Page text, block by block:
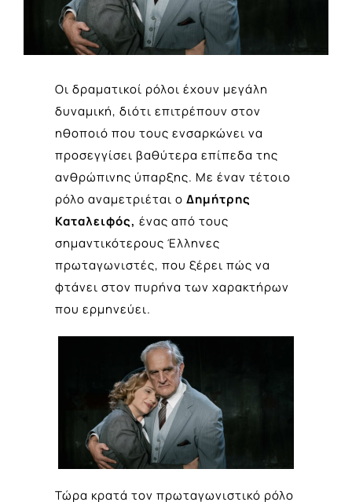
Οι δραματικοί ρόλοι έχουν μεγάλη
δυναμική, διότι επιτρέπουν στον
ηθοποιό που τους ενσαρκώνει να
προσεγγί­σει βαθύτερα επίπεδα της
ανθρώπινης ύπαρξης. Με έναν τέτοιο
ρόλο αναμετριέται ο Δημήτρης
Καταλειφός, ένας από τους
σημαντικότερους Έλληνες
πρωταγωνιστές, που ξέρει πώς να
φτάνει στον πυρήνα των χαρακτήρων
που ερμηνεύει.
Τώρα κρατά τον πρωταγωνιστικό ρόλο